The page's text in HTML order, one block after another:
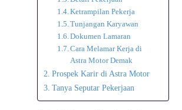
Ketrampilan Pekerja
Tunjangan Karyawan
Dokumen Lamaran
Cara Melamar Kerja di
Astra Motor Demak
Prospek Karir di Astra Motor
Tanya Seputar Pekerjaan